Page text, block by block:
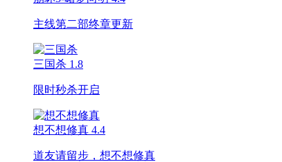
主线第二部终章更新
三国杀 1.8
限时秒杀开启
想不想修真 4.4
道友请留步，想不想修真